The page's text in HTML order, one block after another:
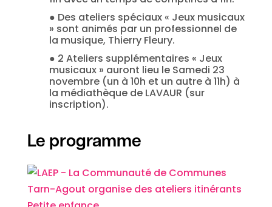
● Des ateliers spéciaux « Jeux musicaux
» sont animés par un professionnel de
la musique, Thierry Fleury.
● 2 Ateliers supplémentaires « Jeux
musicaux » auront lieu le Samedi 23
novembre (un à 10h et un autre à 11h) à
la médiathèque de LAVAUR (sur
inscription).
Le programme